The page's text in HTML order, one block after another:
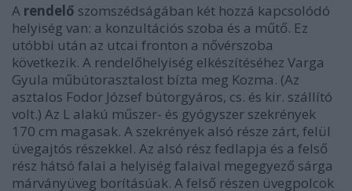
A rendelő szomszédságában két hozzá kapcsolódó
helyiség van: a konzultációs szoba és a műtő. Ez
utóbbi után az utcai fronton a nővérszoba
következik. A rendelőhelyiség elkészítéséhez Varga
Gyula műbútorasztalost bízta meg Kozma. (Az
asztalos Fodor József bútorgyáros, cs. és kir. szállító
volt.) Az L alakú műszer- és gyógyszer szekrények
170 cm magasak. A szekrények alsó része zárt, felül
üvegajtós részekkel. Az alsó rész fedlapja és a felső
rész hátsó falai a helyiség falaival megegyező sárga
márványüveg borításúak. A felső részen üvegpolcok